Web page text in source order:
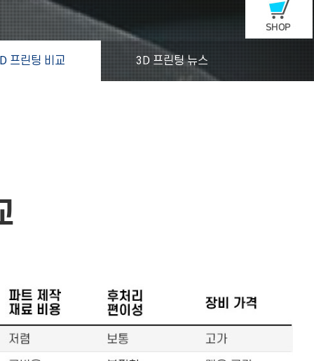
프린팅 비교 3D 프린팅 뉴스